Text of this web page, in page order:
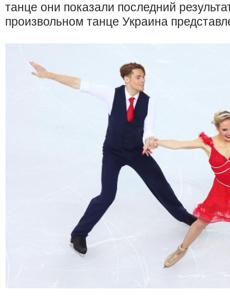
танце они показали последний
произвольном танце Украина